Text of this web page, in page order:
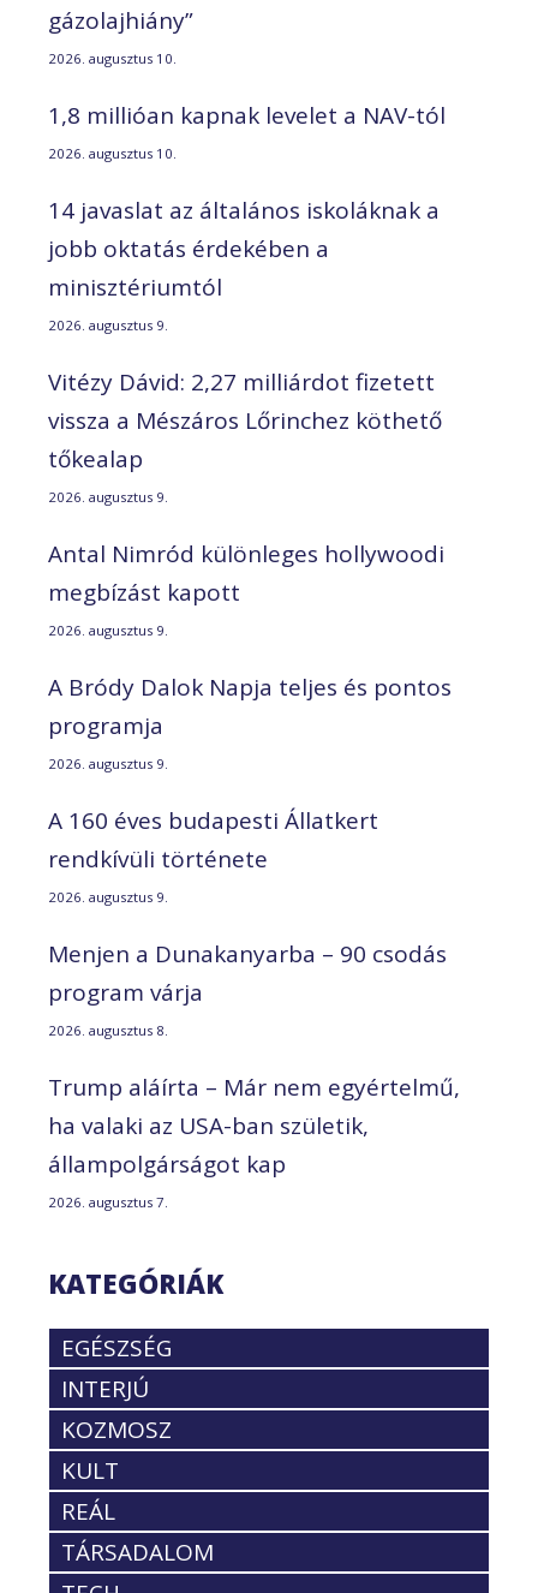
gázolajhiány”
2026. augusztus 10.
1,8 millióan kapnak levelet a NAV-tól
2026. augusztus 10.
14 javaslat az általános iskoláknak a
jobb oktatás érdekében a
minisztériumtól
2026. augusztus 9.
Vitézy Dávid: 2,27 milliárdot fizetett
vissza a Mészáros Lőrinchez köthető
tőkealap
2026. augusztus 9.
Antal Nimród különleges hollywoodi
megbízást kapott
2026. augusztus 9.
A Bródy Dalok Napja teljes és pontos
programja
2026. augusztus 9.
A 160 éves budapesti Állatkert
rendkívüli története
2026. augusztus 9.
Menjen a Dunakanyarba – 90 csodás
program várja
2026. augusztus 8.
Trump aláírta – Már nem egyértelmű,
ha valaki az USA-ban születik,
állampolgárságot kap
2026. augusztus 7.
KATEGÓRIÁK
EGÉSZSÉG
INTERJÚ
KOZMOSZ
KULT
REÁL
TÁRSADALOM